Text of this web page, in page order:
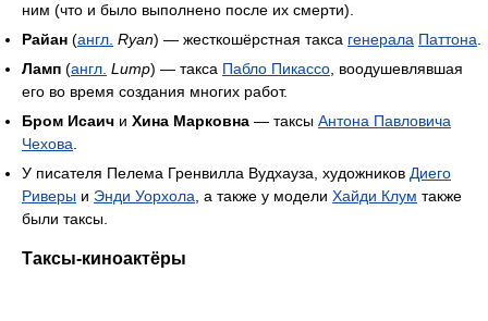
ним (что и было выполнено после их смерти).
Райан (англ. Ryan) — жесткошёрстная такса генерала Паттона
Ламп (англ. Lump) — такса Пабло Пикассо , воодушевлявшая
его во время создания многих работ.
Бром Исаич и Хина Марковна — таксы Антона Павловича
Чехова
У писателя Пелема Гренвилла Вудхауза, художников Диего
Риверы и Энди Уорхола , а также у модели Хайди Клум также
были таксы.
Таксы-киноактёры